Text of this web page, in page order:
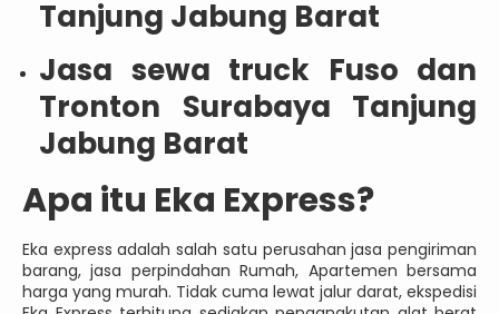
Tanjung Jabung Barat
Jasa sewa truck Fuso dan
Tronton Surabaya Tanjung
Jabung Barat
Apa itu Eka Express?
Eka express adalah salah satu perusahan jasa pengiriman
barang, jasa perpindahan Rumah, Apartemen bersama
harga yang murah. Tidak cuma lewat jalur darat, ekspedisi